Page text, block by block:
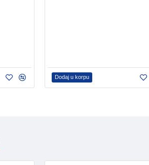
Dodaj u korpu